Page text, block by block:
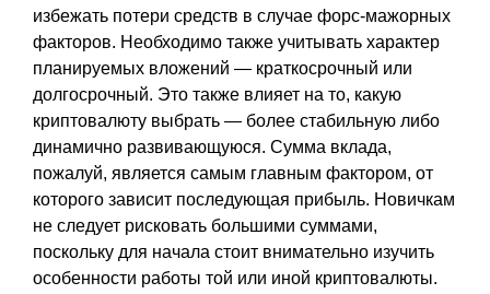
избежать потери средств в случае форс-мажорных
факторов. Необходимо также учитывать характер
планируемых вложений — краткосрочный или
долгосрочный. Это также влияет на то, какую
криптовалюту выбрать — более стабильную либо
динамично развивающуюся. Сумма вклада,
пожалуй, является самым главным фактором, от
которого зависит последующая прибыль. Новичкам
не следует рисковать большими суммами,
поскольку для начала стоит внимательно изучить
особенности работы той или иной криптовалюты.